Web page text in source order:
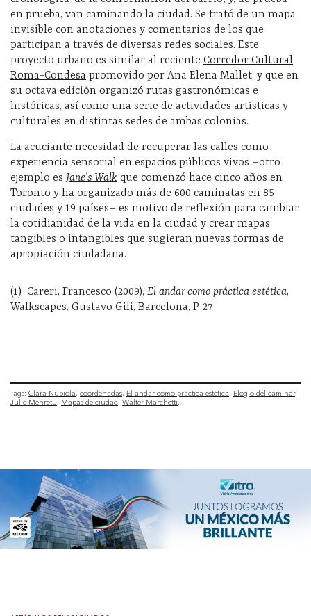
en prueba, van caminando la ciudad. Se trató de un mapa
invisible con anotaciones y comentarios de los que
participan a través de diversas redes sociales. Este
proyecto urbano es similar al reciente Corredor Cultural
Roma-Condesa promovido por Ana Elena Mallet, y que en
su octava edición organizó rutas gastronómicas e
históricas, así como una serie de actividades artísticas y
culturales en distintas sedes de ambas colonias.
La acuciante necesidad de recuperar las calles como
experiencia sensorial en espacios públicos vivos –otro
ejemplo es Jane’s Walk que comenzó hace cinco años en
Toronto y ha organizado más de 600 caminatas en 85
ciudades y 19 países– es motivo de reflexión para cambiar
la cotidianidad de la vida en la ciudad y crear mapas
tangibles o intangibles que sugieran nuevas formas de
apropiación ciudadana.
(1) Careri, Francesco (2009), El andar como práctica estética,
Walkscapes, Gustavo Gili, Barcelona, P. 27
Tags: Clara Nubiola coordenadas El andar como práctica estética
Elogio del caminar
Julie Mehretu
Mapas de ciudad Walter Marchetti